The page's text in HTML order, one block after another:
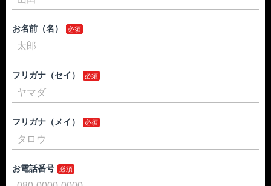
お名前（名）
フリガナ（セイ）
フリガナ（メイ）
お電話番号